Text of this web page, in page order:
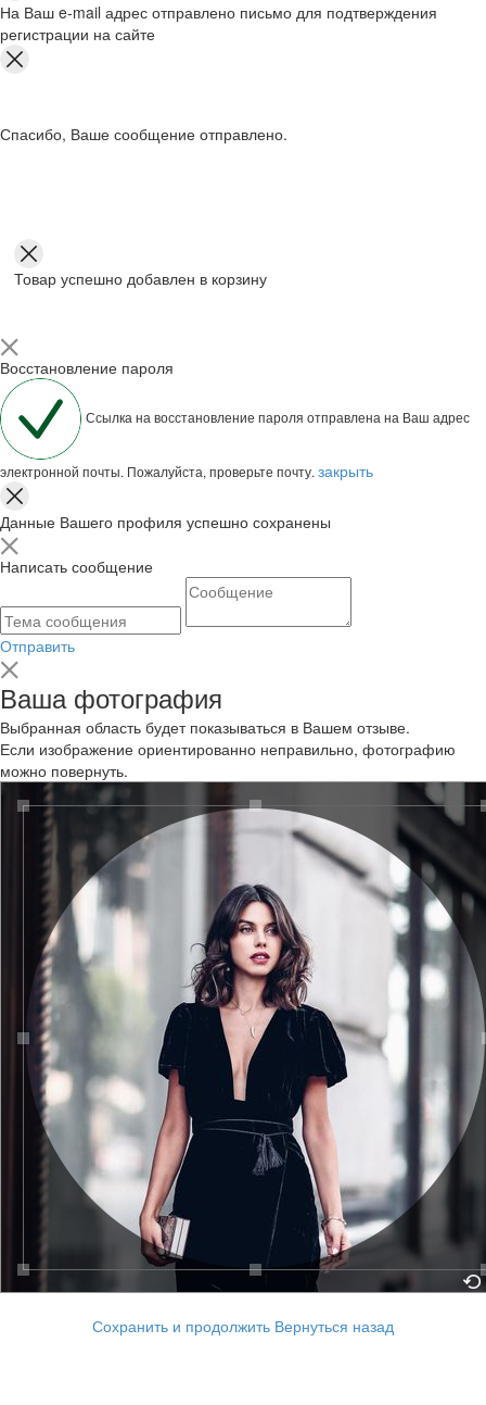
На Ваш e-mail адрес отправлено письмо для подтверждения
регистрации на сайте
Спасибо, Ваше сообщение отправлено.
Товар успешно добавлен в корзину
Восстановление пароля
Ссылка на восстановление пароля отправлена на Ваш адрес
электронной почты. Пожалуйста, проверьте почту. закрыть
Данные Вашего профиля успешно сохранены
Написать сообщение
Отправить
Ваша фотография
Выбранная область будет показываться в Вашем отзыве.
Если изображение ориентированно неправильно, фотографию
можно повернуть.
Сохранить и продолжить Вернуться назад